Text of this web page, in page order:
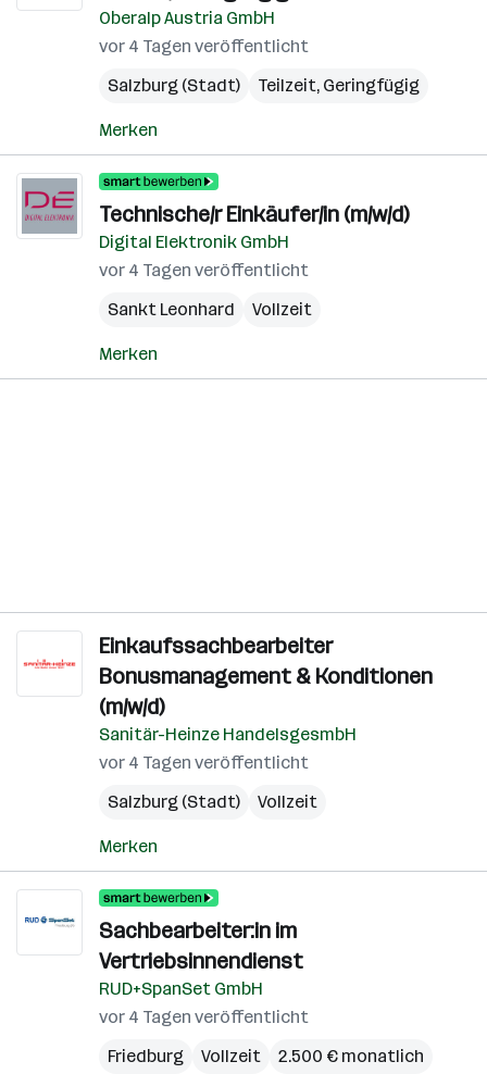
Oberalp Austria GmbH
vor 4 Tagen veröffentlicht
Salzburg (Stadt)
Teilzeit, Geringfügig
Merken
Technische/r Einkäufer/in (m/w/d)
Digital Elektronik GmbH
vor 4 Tagen veröffentlicht
Sankt Leonhard
Vollzeit
Merken
Einkaufssachbearbeiter
Bonusmanagement & Konditionen
(m/w/d)
Sanitär-Heinze HandelsgesmbH
vor 4 Tagen veröffentlicht
Salzburg (Stadt)
Vollzeit
Merken
Sachbearbeiter:in im
Vertriebsinnendienst
RUD+SpanSet GmbH
vor 4 Tagen veröffentlicht
Friedburg
Vollzeit 2.500 € monatlich